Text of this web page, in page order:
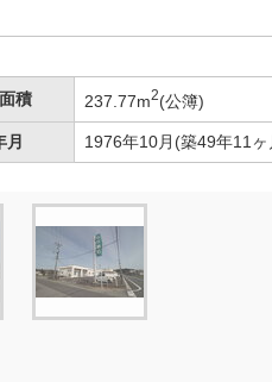
積 237.77m2(公簿)
月 1976年10月(築49年11ヶ